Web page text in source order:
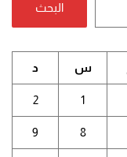
البحث
س د
1
2
8
9